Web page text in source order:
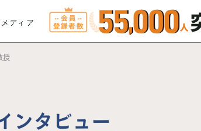
ディア
授
ンタビュー